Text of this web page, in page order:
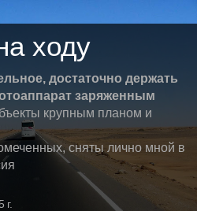
ходу
достаточно держать
заряженным
крупным планом и
сняты лично мной в
г.